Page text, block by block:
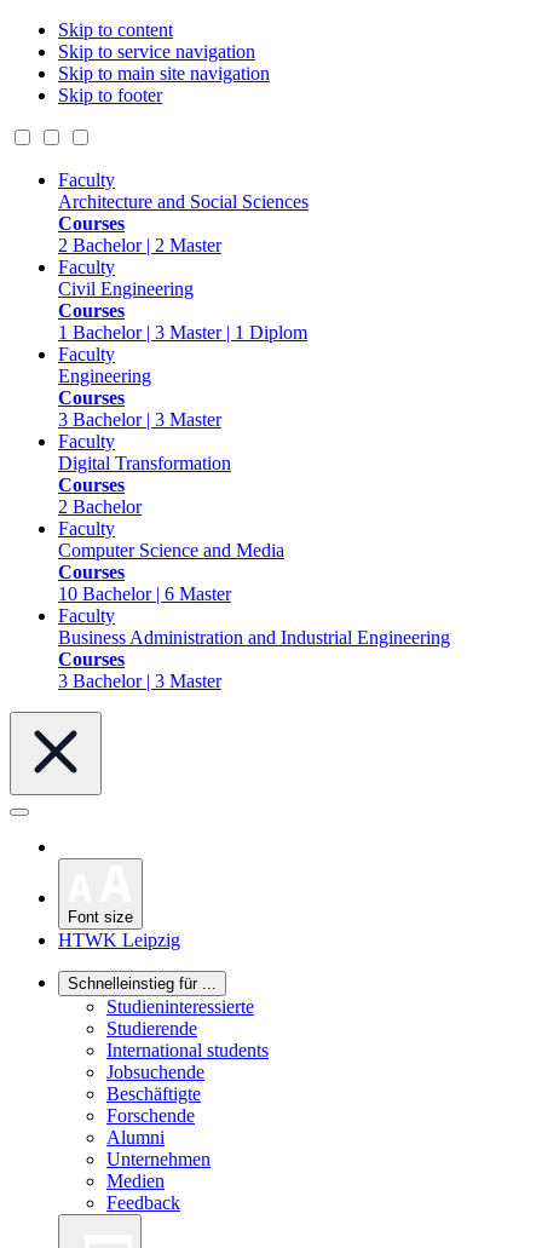
Skip to content
Skip to service navigation
Skip to main site navigation
Skip to footer
Faculty
Architecture and Social Sciences
Courses
2 Bachelor | 2 Master
Faculty
Civil Engineering
Courses
1 Bachelor | 3 Master | 1 Diplom
Faculty
Engineering
Courses
3 Bachelor | 3 Master
Faculty
Digital Transformation
Courses
2 Bachelor
Faculty
Computer Science and Media
Courses
10 Bachelor | 6 Master
Faculty
Business Administration and Industrial Engineering
Courses
3 Bachelor | 3 Master
Font size
HTWK Leipzig
Schnelleinstieg für ...
Studieninteressierte
Studierende
International students
Jobsuchende
Beschäftigte
Forschende
Alumni
Unternehmen
Medien
Feedback